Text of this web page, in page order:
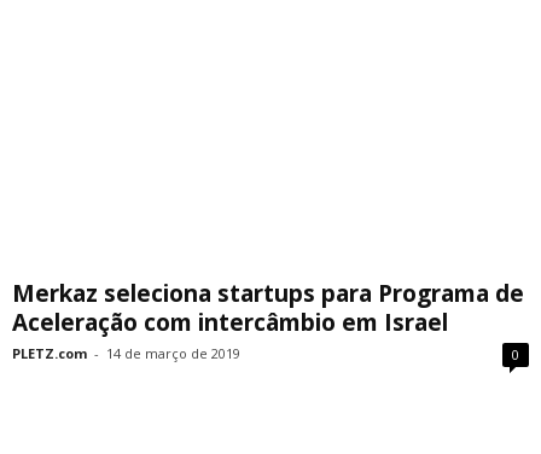
Merkaz seleciona startups para Programa de
Aceleração com intercâmbio em Israel
PLETZ.com - 14 de março de 2019 0